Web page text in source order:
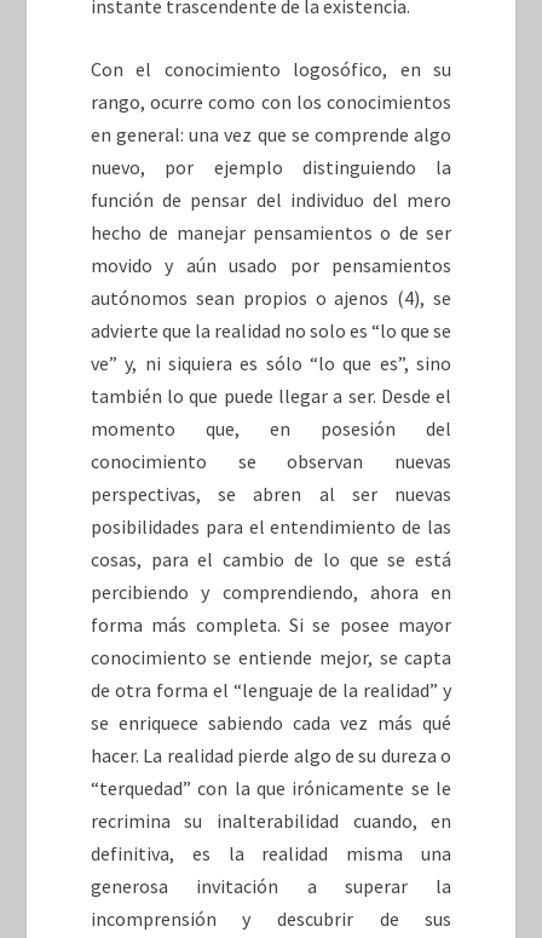
instante trascendente de la existencia.
Con el conocimiento logosófico, en su
rango, ocurre como con los conocimientos
en general: una vez que se comprende algo
nuevo, por ejemplo distinguiendo la
función de pensar del individuo del mero
hecho de manejar pensamientos o de ser
movido y aún usado por pensamientos
autónomos sean propios o ajenos (4), se
advierte que la realidad no solo es “lo que se
ve” y, ni siquiera es sólo “lo que es”, sino
también lo que puede llegar a ser. Desde el
momento que, en posesión del
conocimiento se observan nuevas
perspectivas, se abren al ser nuevas
posibilidades para el entendimiento de las
cosas, para el cambio de lo que se está
percibiendo y comprendiendo, ahora en
forma más completa. Si se posee mayor
conocimiento se entiende mejor, se capta
de otra forma el “lenguaje de la realidad” y
se enriquece sabiendo cada vez más qué
hacer. La realidad pierde algo de su dureza o
“terquedad” con la que irónicamente se le
recrimina su inalterabilidad cuando, en
definitiva, es la realidad misma una
generosa invitación a superar la
incomprensión y descubrir de sus